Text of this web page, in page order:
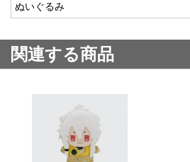
ぬいぐるみ
関連する商品